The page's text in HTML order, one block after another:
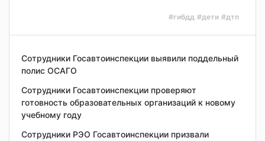
#гибдд #дети #дтп
Сотрудники Госавтоинспекции выявили поддельный
полис ОСАГО
Сотрудники Госавтоинспекции проверяют
готовность образовательных организаций к новому
учебному году
Сотрудники РЭО Госавтоинспекции призвали